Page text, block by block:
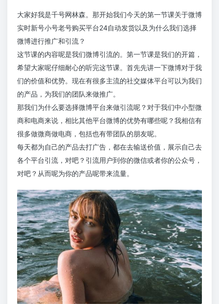
大家好我是千号网林森。那开始我们今天的第一节课关于微博
实时新号小号老号购买平台24自动发货以及为什么我们选择
微博进行推广和引流？
这节课的内容呢是我们微博引流的。第一节课是我们的开篇，
希望大家呢仔细耐心的听完这节课。首先先讲一下微博对于我
们的价值和优势。现在有很多主流的社交媒体平台可以为我们
的产品，为我们的团队来做推广。
那我们为什么要选择微博平台来做引流呢？对于我们中小型微
商和电商来说，相比其他平台微博的优势有哪些呢？我相信有
很多做微商做电商，包括也有带团队的朋友呢。
每天都为自己的产品去打广告，都在去输送价值，展示自己去
各个平台引流，对吧？引流用户到你的微信或者你的公众号，
对吧？从而呢为你的产品呢带来流量。